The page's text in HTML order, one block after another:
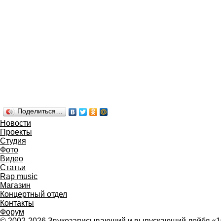
Поделиться…
Новости
Проекты
Студия
Фото
Видео
Статьи
Rap music
Магазин
Концертный отдел
Контакты
Форум